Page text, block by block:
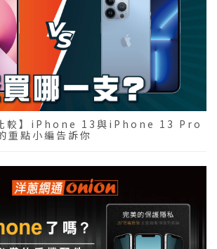
】iPhone 13與iPhone 13 Pro
重點小編告訴你